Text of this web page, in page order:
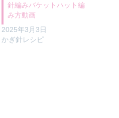
針編みバケットハット編
み方動画
2025年3月3日
かぎ針レシピ